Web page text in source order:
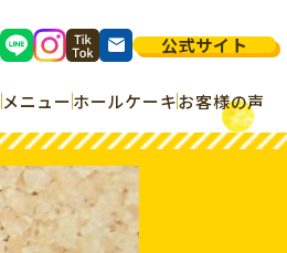
公式サイト
メニューホールケーキお客様の声